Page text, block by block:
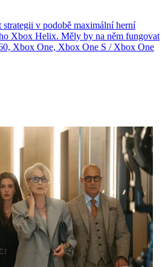
v podobě maximální herní
Xbox Helix. Měly by na něm fungovat
Xbox One, Xbox One S / Xbox One